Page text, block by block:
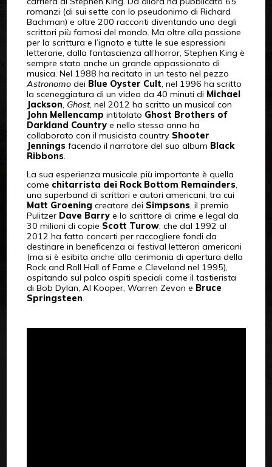
romanzi (di sui sette con lo pseudonimo di Richard
Bachman) e oltre 200 racconti diventando uno degli
scrittori più famosi del mondo. Ma oltre alla passione
per la scrittura e l’ignoto e tutte le sue espressioni
letterarie, dalla fantascienza all’horror, Stephen King è
sempre stato anche un grande appassionato di
musica. Nel 1988 ha recitato in un testo nel pezzo
Astronomodei Blue Oyster Cult, nel 1996 ha scritto
la sceneggiatura di un video da 40 minuti di Michael
Jackson, Ghost, nel 2012 ha scritto un musical con
John Mellencamp intitolato Ghost Brothers of
Darkland Countrye nello stesso anno ha
collaborato con il musicista country Shooter
Jenningsfacendo il narratore del suo album Black
Ribbons.
La sua esperienza musicale più importante è quella
come chitarrista dei Rock Bottom Remainders,
una superband di scrittori e autori americani, tra cui
Matt Groening creatore dei Simpsons, il premio
Pulitzer Dave Barrye lo scrittore di crime e legal da
30 milioni di copie Scott Turow, che dal 1992 al
2012 ha fatto concerti per raccogliere fondi da
destinare in beneficenza ai festival letterari americani
(ma si è esibita anche alla cerimonia di apertura della
Rock and Roll Hall of Fame e Cleveland nel 1995),
ospitando sul palco ospiti speciali come il tastierista
di Bob Dylan, Al Kooper, Warren Zevon e Bruce
Springsteen.